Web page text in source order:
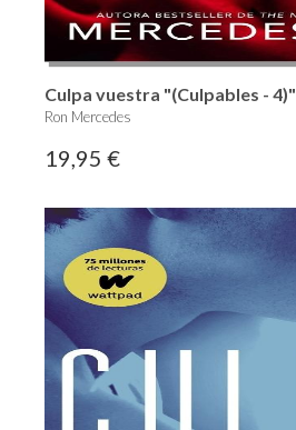
Culpa vuestra "(Culpables - 4)"
Ron Mercedes
19,95 €